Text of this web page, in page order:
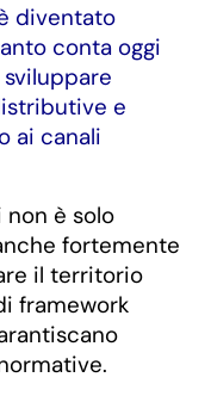
diventato
conta oggi
e
ai canali
è solo
fortemente
il territorio
framework